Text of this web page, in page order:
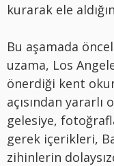
kurarak ele
Bu aşamada
uzama, Los
önerdiği kent
açısından yararlı
gelesiye,
gerek içerikleri,
zihinlerin